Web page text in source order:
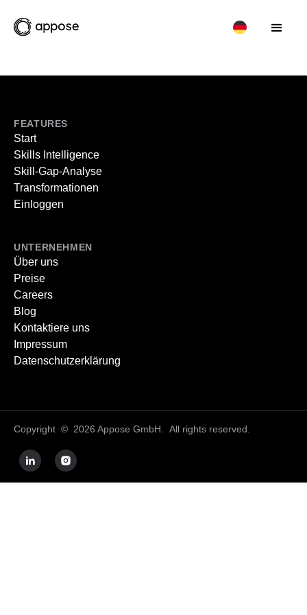
FEATURES
Start
Skills Intelligence
Skill-Gap-Analyse
Transformationen
Einloggen
UNTERNEHMEN
Über uns
Preise
Careers
Blog
Kontaktiere uns
Impressum
Datenschutzerklärung
Copyright © 2026 Appose GmbH. All rights reserved.